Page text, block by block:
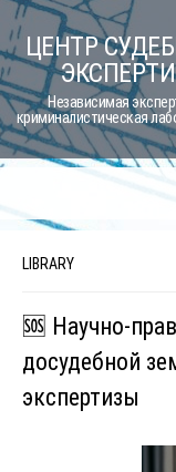
Skip
to
content
ЦЕНТР
Независимая
криминалистическая
LIBRARY
🆘 Научно-
досудебной
экспертизы